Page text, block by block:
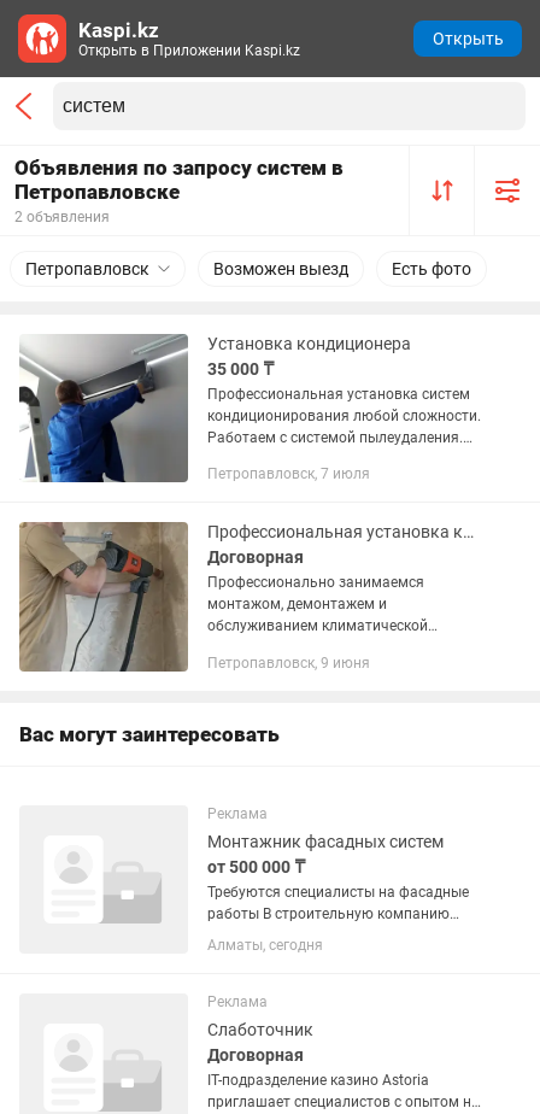
Объявления по запросу систем в
Петропавловске
2 объявления
Петропавловск Возможен выезд Есть фото
Установка кондиционера
35 000 ₸
Профессиональная установка систем
кондиционирования любой сложности.
Работаем с системой пылеудаления.
Петропавловск, 7 июля
Профессиональная установка кондиционеров. Монтаж любой сложности.
Договорная
Профессионально занимаемся
монтажом, демонтажем и
обслуживанием климатической
на совесть. Наши преимущества: Без
Петропавловск, 9 июня
Вас могут заинтересовать
Реклама
Монтажник фасадных систем
от 500 000 ₸
Требуются специалисты на фасадные
работы В строительную компанию
требуются рабочие и бригады для
выполнения фасадных работ в
фасадных конструкций; — облицовка...
Алматы, сегодня
Реклама
Слаботочник
Договорная
IT-подразделение казино Astoria
приглашает специалистов с опытом на
Kaspi.kz
Открыть в Приложении Kaspi.kz
Открыть